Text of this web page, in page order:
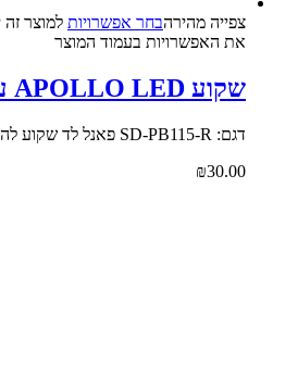
צפייה‬ ‫מהירה‬בחר אפשרויות למוצר זה
את האפשרויות בעמוד המוצר
שקוע APOLLO LED עגול לתקרת גבס
דגם: SD-PB115-R פאנל לד שקוע להתקנה קלה
₪30.00